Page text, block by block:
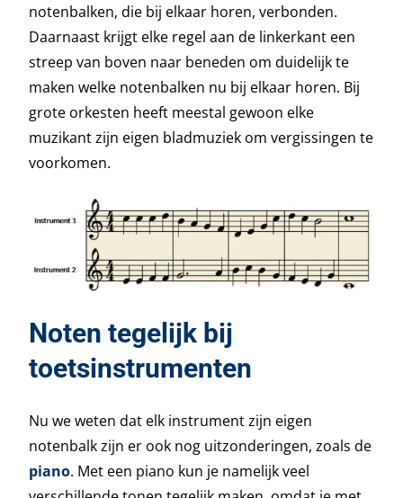
notenbalken, die bij elkaar horen, verbonden.
Daarnaast krijgt elke regel aan de linkerkant een
streep van boven naar beneden om duidelijk te
maken welke notenbalken nu bij elkaar horen. Bij
grote orkesten heeft meestal gewoon elke
muzikant zijn eigen bladmuziek om vergissingen te
voorkomen.
Noten tegelijk bij
toetsinstrumenten
Nu we weten dat elk instrument zijn eigen
notenbalk zijn er ook nog uitzonderingen, zoals de
piano. Met een piano kun je namelijk veel